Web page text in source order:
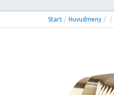
Start / Huvudmeny / /